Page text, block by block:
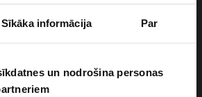
Sīkāka informācija Par
un nodrošina personas